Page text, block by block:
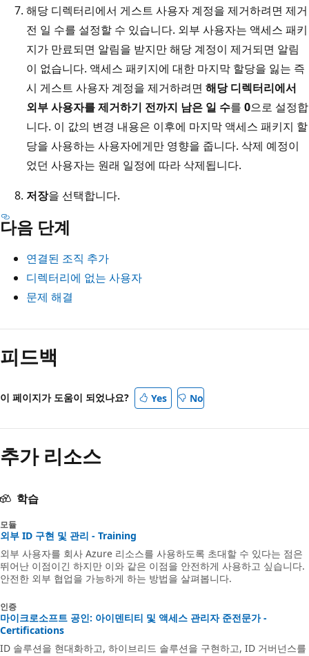
해당 디렉터리에서 게스트 사용자 계정을 제거하려면 제거
전 일 수를 설정할 수 있습니다. 외부 사용자는 액세스 패키
지가 만료되면 알림을 받지만 해당 계정이 제거되면 알림
이 없습니다. 액세스 패키지에 대한 마지막 할당을 잃는 즉
시 게스트 사용자 계정을 제거하려면 해당 디렉터리에서
외부 사용자를 제거하기 전까지 남은 일 수를 0으로 설정합
니다. 이 값의 변경 내용은 이후에 마지막 액세스 패키지 할
당을 사용하는 사용자에게만 영향을 줍니다. 삭제 예정이
었던 사용자는 원래 일정에 따라 삭제됩니다.
저장을 선택합니다.
다음 단계
연결된 조직 추가
디렉터리에 없는 사용자
문제 해결
피드백
이 페이지가 도움이 되었나요? Yes No
추가 리소스
학습
모듈
외부 ID 구현 및 관리 - Training
외부 사용자를 회사 Azure 리소스를 사용하도록 초대할 수 있다는 점은
뛰어난 이점이긴 하지만 이와 같은 이점을 안전하게 사용하고 싶습니다.
안전한 외부 협업을 가능하게 하는 방법을 살펴봅니다.
인증
마이크로소프트 공인: 아이덴티티 및 액세스 관리자 준전문가 -
Certifications
ID 솔루션을 현대화하고, 하이브리드 솔루션을 구현하고, ID 거버넌스를